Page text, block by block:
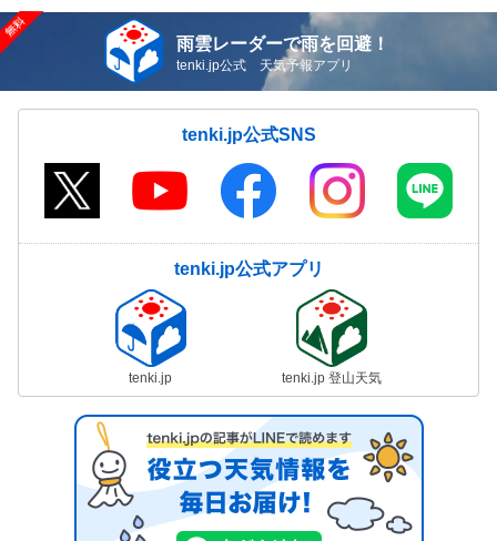
雨雲レーダーで雨を回避！
tenki.jp公式 天気予報アプリ
tenki.jp公式SNS
tenki.jp公式アプリ
tenki.jp tenki.jp 登山天気